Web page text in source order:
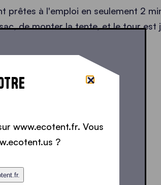
prêtes à l'emploi en seulement 2
de monter la tente, et le tour est
www.ecotent.fr. Vous
?